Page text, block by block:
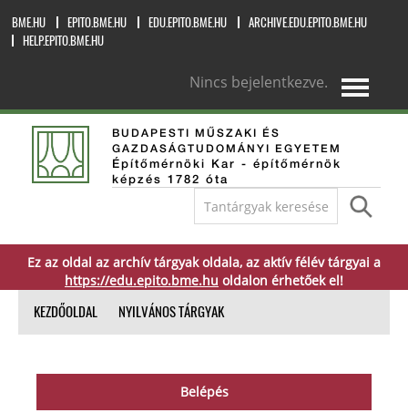
BME.HU EPITO.BME.HU EDU.EPITO.BME.HU
ARCHIVE.EDU.EPITO.BME.HU
HELP.EPITO.BME.HU
Nincs bejelentkezve.
BUDAPESTI MŰSZAKI ÉS
GAZDASÁGTUDOMÁNYI EGYETEM
Építőmérnöki Kar - építőmérnök
képzés 1782 óta
Ez az oldal az archív tárgyak oldala, az aktív félév tárgyai a
https://edu.epito.bme.hu oldalon érhetőek el!
KEZDŐOLDAL NYILVÁNOS TÁRGYAK